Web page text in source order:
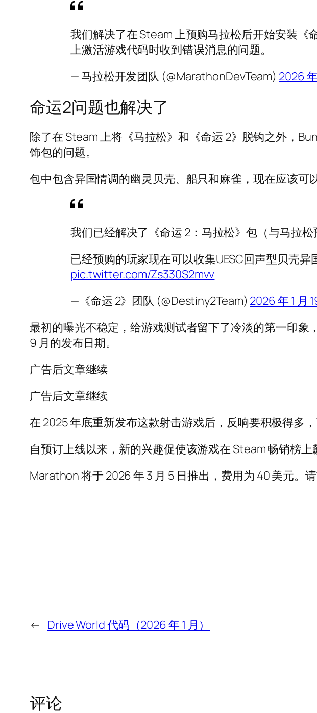
我们解决了在 Steam 上预购马拉松后开始安装
上激活游戏代码时收到错误消息的问题。
— 马拉松开发团队 (@MarathonDevTeam) 2026
命运2问题也解决了
除了在 Steam 上将《马拉松》和《命运 2》脱钩之外，
饰包的问题。
包中包含异国情调的幽灵贝壳、船只和麻雀，现在应该可
我们已经解决了《命运 2：马拉松》包（与马拉
已经预购的玩家现在可以收集UESC回声型贝壳异
pic.twitter.com/Zs330S2mvv
—《命运 2》团队 (@Destiny2Team) 2026 年 1 月
最初的曝光不稳定，给游戏测试者留下了冷淡的第一印
9 月的发布日期。
广告后文章继续
广告后文章继续
在 2025 年底重新发布这款射击游戏后，反响要积极得多
自预订上线以来，新的兴趣促使该游戏在 Steam 畅销榜
Marathon 将于 2026 年 3 月 5 日推出，费用为 40 美元。
← Drive World 代码（2026 年 1 月）
评论